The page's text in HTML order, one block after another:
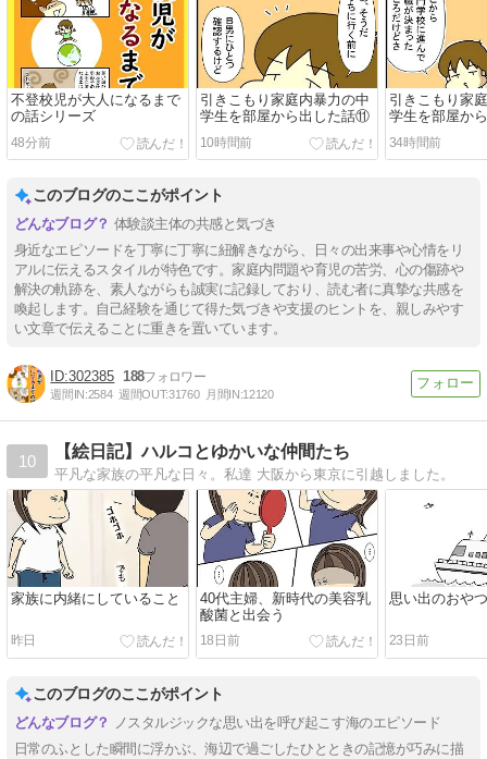
不登校児が大人になるまで
の話シリーズ
48分前
引きこもり家庭内暴力の中
学生を部屋から出した話⑪
10時間前
引きこもり家
学生を部屋か
34時間前
このブログのここがポイント
体験談主体の共感と気づき
身近なエピソードを丁寧に丁寧に紐解きながら、日々の出来事や心情をリ
アルに伝えるスタイルが特色です。家庭内問題や育児の苦労、心の傷跡や
解決の軌跡を、素人ながらも誠実に記録しており、読む者に真摯な共感を
喚起します。自己経験を通じて得た気づきや支援のヒントを、親しみやす
い文章で伝えることに重きを置いています。
302385 188
週間IN:2584 週間OUT:31760 月間IN:12120
10
【絵日記】ハルコとゆかいな仲間たち
平凡な家族の平凡な日々。私達 大阪から東京に引越しました。
家族に内緒にしていること
昨日
40代主婦、新時代の美容乳
酸菌と出会う
18日前
思い出のおや
23日前
このブログのここがポイント
ノスタルジックな思い出を呼び起こす海のエピソード
日常のふとした瞬間に浮かぶ、海辺で過ごしたひとときの記憶が巧みに描